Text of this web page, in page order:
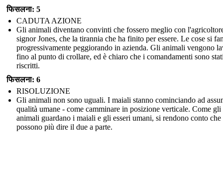
फिसलना: 5
CADUTA AZIONE
Gli animali diventano convinti che fossero meglio con
signor Jones, che la tirannia che ha finito per essere. Le cose si
progressivamente peggiorando in azienda. Gli animali vengono
fino al punto di crollare, ed è chiaro che i comandamenti sono
riscritti.
फिसलना: 6
RISOLUZIONE
Gli animali non sono uguali. I maiali stanno cominciando ad
qualità umane - come camminare in posizione verticale. Come gli
animali guardano i maiali e gli esseri umani, si rendono conto che
possono più dire il due a parte.